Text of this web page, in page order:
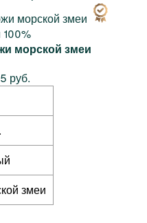
100%
морской змеи
руб.
змеи